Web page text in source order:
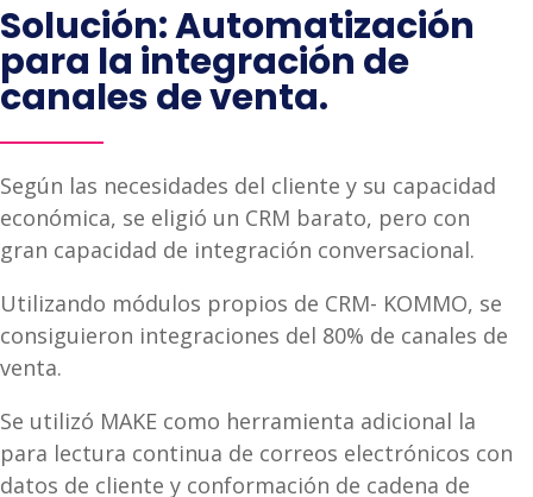
Solución: Automatización
para la integración de
canales de venta.
Según las necesidades del cliente y su capacidad
económica, se eligió un CRM barato, pero con
gran capacidad de integración conversacional.
Utilizando módulos propios de CRM- KOMMO, se
consiguieron integraciones del 80% de canales de
venta.
Se utilizó MAKE como herramienta adicional la
para lectura continua de correos electrónicos con
datos de cliente y conformación de cadena de